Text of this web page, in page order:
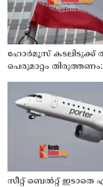
ഹോര്‍മൂസ് കടലിടുക്ക്
പെരുമാറ്റം
സീറ്റ് ബെല്‍റ്റ് ഇടാതെ